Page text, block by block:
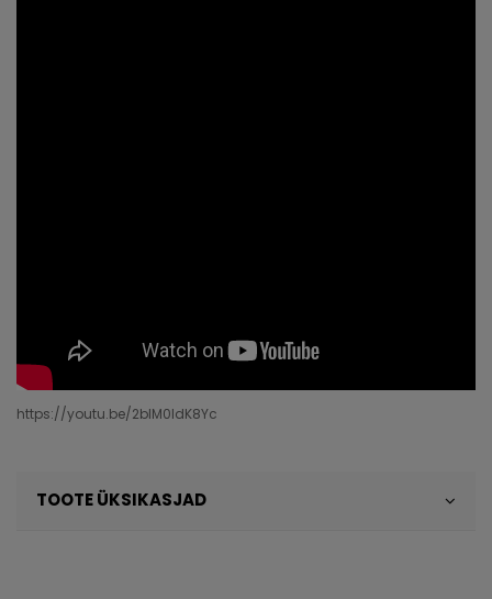
https://youtu.be/2blM0ldK8Yc
TOOTE ÜKSIKASJAD